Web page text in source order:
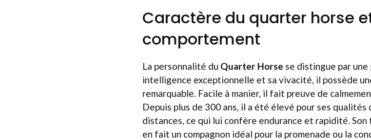
Caractère du quarter horse
comportement
La personnalité du Quarter Horse se distingue par une
intelligence exceptionnelle et sa vivacité, il possède
remarquable. Facile à manier, il fait preuve de
Depuis plus de 300 ans, il a été élevé pour ses qualités
distances, ce qui lui confère endurance et rapidité.
en fait un compagnon idéal pour la promenade ou la